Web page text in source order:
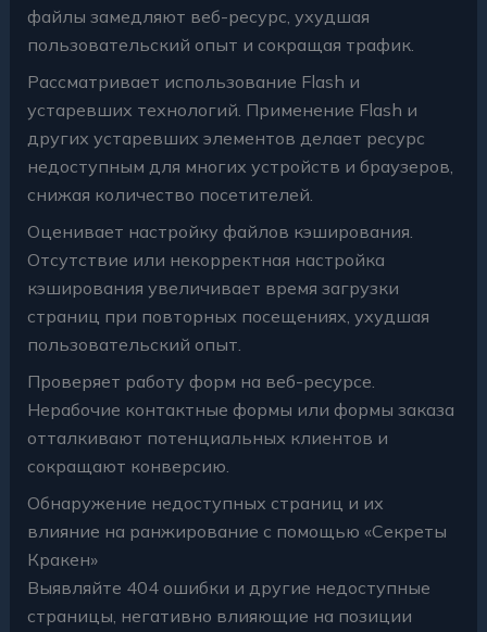
файлы замедляют веб-ресурс, ухудшая
пользовательский опыт и сокращая трафик.
Рассматривает использование Flash и
устаревших технологий. Применение Flash и
других устаревших элементов делает ресурс
недоступным для многих устройств и браузеров,
снижая количество посетителей.
Оценивает настройку файлов кэширования.
Отсутствие или некорректная настройка
кэширования увеличивает время загрузки
страниц при повторных посещениях, ухудшая
пользовательский опыт.
Проверяет работу форм на веб-ресурсе.
Нерабочие контактные формы или формы заказа
отталкивают потенциальных клиентов и
сокращают конверсию.
Обнаружение недоступных страниц и их
влияние на ранжирование с помощью «Секреты
Кракен»
Выявляйте 404 ошибки и другие недоступные
страницы, негативно влияющие на позиции